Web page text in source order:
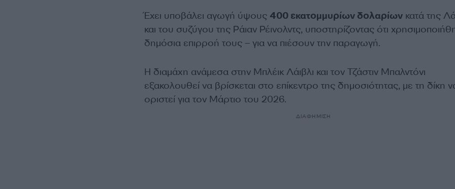
Έχει υποβάλει αγωγή ύψους 400 εκατομμυρίων δολαρίωνκατά της
και του συζύγου της Ράιαν Ρέινολντς, υποστηρίζοντας ότι
δημόσια επιρροή τους – για να πιέσουν την παραγωγή.
Η διαμάχη ανάμεσα στην Μπλέικ Λάιβλι και τον Τζάστιν Μπαλντόνι
εξακολουθεί να βρίσκεται στο επίκεντρο της δημοσιότητας, με τη δίκη
οριστεί για τον Μάρτιο του 2026.
ΔΙΑΦΗΜΙΣΗ